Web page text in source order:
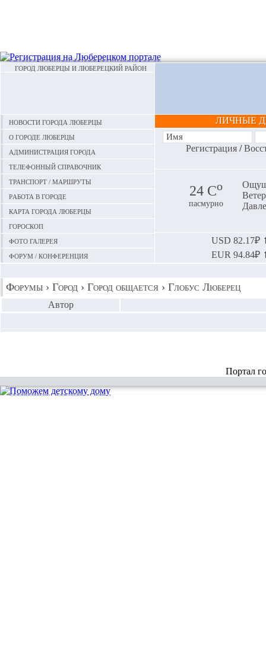
ГОРОД ЛЮБЕРЦЫ И ЛЮБЕРЕЦКИЙ РАЙОН
Новости города Люберцы
О городе Люберцы
Администрация города
Телефонный справочник
Транспорт / маршруты
Работа в городе
Карта города Люберцы
Гороскоп
Фото галерея
Форум / конференция
ЛИЧНЫЕ
Регистрация/
24 Сo
пасмурно
USD 82.17₽
EUR 94.84₽
Форумы › Город › Город общается › Глобус Люберец
Автор
Портал